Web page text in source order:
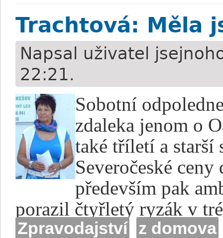
Trachtová: Měla
Napsal uživatel
22:21.
Sobotní
zdaleka jenom o
také tříletí a starší
Severočeské
především pak
porazil čtyřletý ryzák v
Zpravodajství z domova